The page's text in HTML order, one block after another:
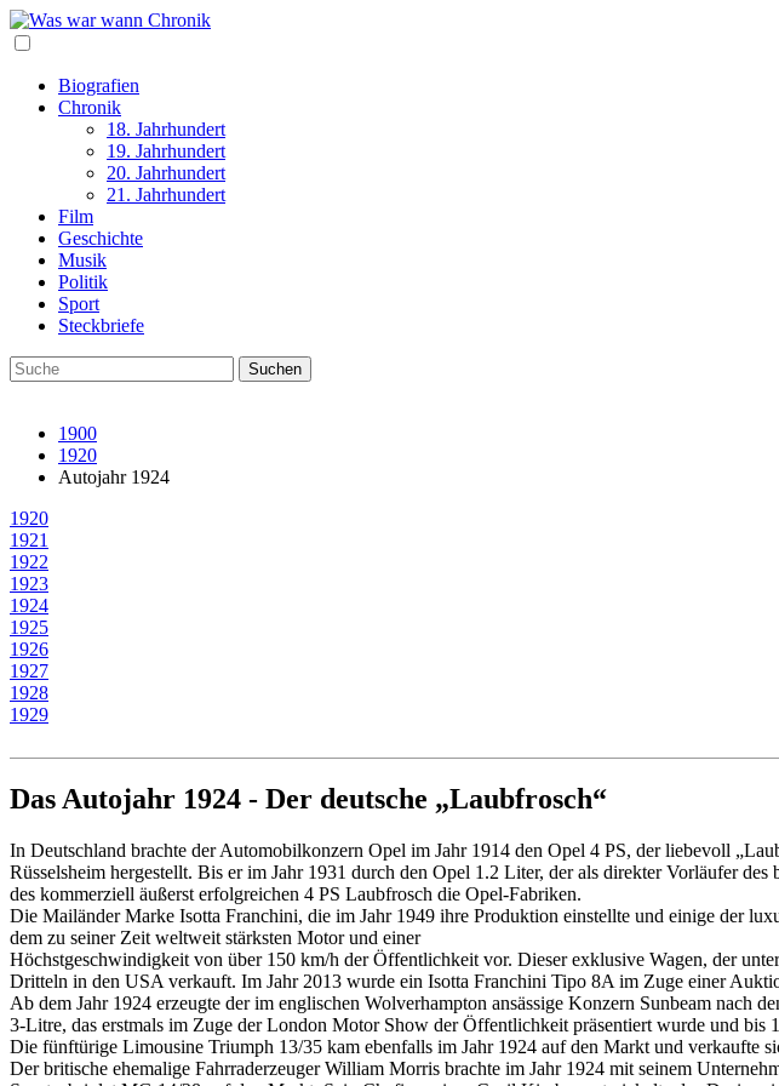
Biografien
Chronik
18. Jahrhundert
19. Jahrhundert
20. Jahrhundert
21. Jahrhundert
Film
Geschichte
Musik
Politik
Sport
Steckbriefe
1900
1920
Autojahr 1924
1920
1921
1922
1923
1924
1925
1926
1927
1928
1929
Das Autojahr 1924 - Der deutsche „Laubfrosch“
In Deutschland brachte der Automobilkonzern Opel im Jahr 1914 den Opel 4 PS, der liebevoll
Rüsselsheim hergestellt. Bis er im Jahr 1931 durch den Opel 1.2 Liter, der als direkter Vorläufer
des kommerziell äußerst erfolgreichen 4 PS Laubfrosch die Opel-Fabriken.
Die Mailänder Marke Isotta Franchini, die im Jahr 1949 ihre Produktion einstellte und einige der
dem zu seiner Zeit weltweit stärksten Motor und einer
Höchstgeschwindigkeit von über 150 km/h der Öffentlichkeit vor. Dieser exklusive Wagen, der
Dritteln in den USA verkauft. Im Jahr 2013 wurde ein Isotta Franchini Tipo 8A im Zuge einer
Ab dem Jahr 1924 erzeugte der im englischen Wolverhampton ansässige Konzern Sunbeam
3-Litre, das erstmals im Zuge der London Motor Show der Öffentlichkeit präsentiert wurde und bis
Die fünftürige Limousine Triumph 13/35 kam ebenfalls im Jahr 1924 auf den Markt und verkaufte
Der britische ehemalige Fahrraderzeuger William Morris brachte im Jahr 1924 mit seinem